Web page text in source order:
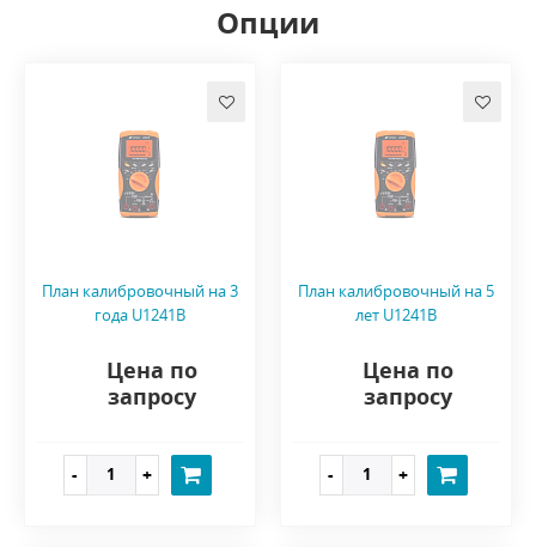
Опции
План калибровочный на 3
года U1241B
Цена по
запросу
План калибровочный на 5
лет U1241B
Цена по
запросу